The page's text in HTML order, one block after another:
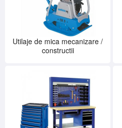
Utilaje de mica mecanizare /
constructii